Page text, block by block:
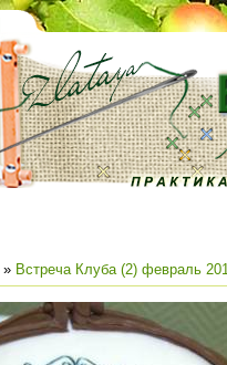
» Встреча Клуба (2) февраль